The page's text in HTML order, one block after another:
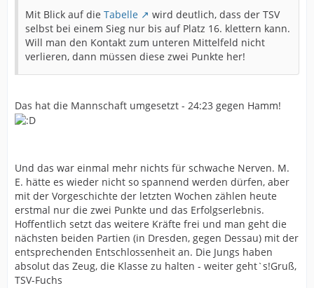
Mit Blick auf die Tabelle
wird deutlich, dass der TSV
selbst bei einem Sieg nur bis auf Platz 16. klettern kann.
Will man den Kontakt zum unteren Mittelfeld nicht
verlieren, dann müssen diese zwei Punkte her!
Das hat die Mannschaft umgesetzt - 24:23 gegen Hamm!
Und das war einmal mehr nichts für schwache Nerven. M.
E. hätte es wieder nicht so spannend werden dürfen, aber
mit der Vorgeschichte der letzten Wochen zählen heute
erstmal nur die zwei Punkte und das Erfolgserlebnis.
Hoffentlich setzt das weitere Kräfte frei und man geht die
nächsten beiden Partien (in Dresden, gegen Dessau) mit der
entsprechenden Entschlossenheit an. Die Jungs haben
absolut das Zeug, die Klasse zu halten - weiter geht`s!Gruß,
TSV-Fuchs